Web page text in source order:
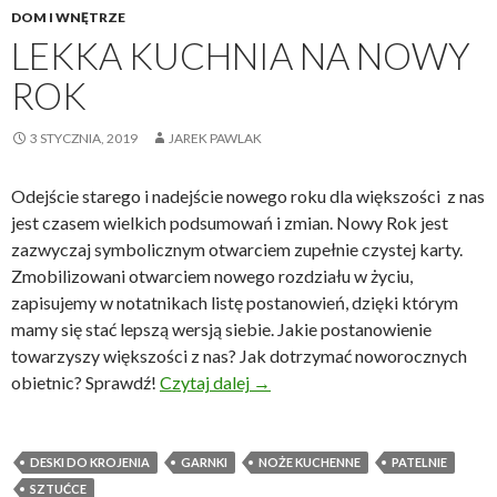
DOM I WNĘTRZE
LEKKA KUCHNIA NA NOWY
ROK
3 STYCZNIA, 2019 JAREK PAWLAK
Odejście starego i nadejście nowego roku dla większości z nas
jest czasem wielkich podsumowań i zmian. Nowy Rok jest
zazwyczaj symbolicznym otwarciem zupełnie czystej karty.
Zmobilizowani otwarciem nowego rozdziału w życiu,
zapisujemy w notatnikach listę postanowień, dzięki którym
mamy się stać lepszą wersją siebie. Jakie postanowienie
towarzyszy większości z nas? Jak dotrzymać noworocznych
obietnic? Sprawdź! Czytaj dalej Lekka kuchnia na Nowy Rok
→
DESKI DO KROJENIA GARNKI NOŻE KUCHENNE
PATELNIE
SZTUĆCE